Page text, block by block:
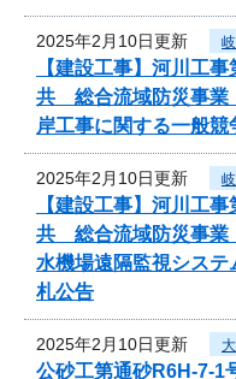
2025年2月10日更新
【建設工事】河川工
共 総合流域防災事業
岸工事に関する一般競
2025年2月10日更新
【建設工事】河川工
共 総合流域防災事業
水機場遠隔監視シス
札公告
2025年2月10日更新
公砂工第通砂R6H-7-